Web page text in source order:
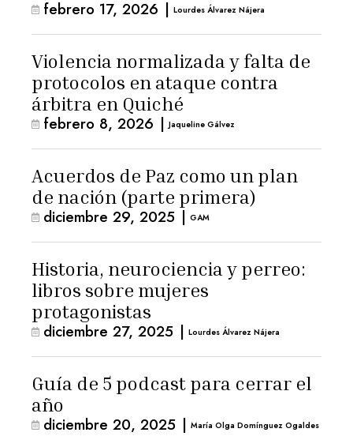
febrero 17, 2026 | Lourdes Álvarez Nájera
Violencia normalizada y falta de
protocolos en ataque contra
árbitra en Quiché
febrero 8, 2026 | Jaqueline Gálvez
Acuerdos de Paz como un plan
de nación (parte primera)
diciembre 29, 2025 | GAM
Historia, neurociencia y perreo:
libros sobre mujeres
protagonistas
diciembre 27, 2025 | Lourdes Álvarez Nájera
Guía de 5 podcast para cerrar el
año
diciembre 20, 2025 | María Olga Domínguez Ogaldes